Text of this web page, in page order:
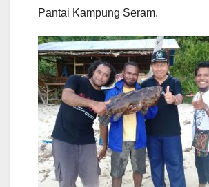
Pantai Kampung Seram.